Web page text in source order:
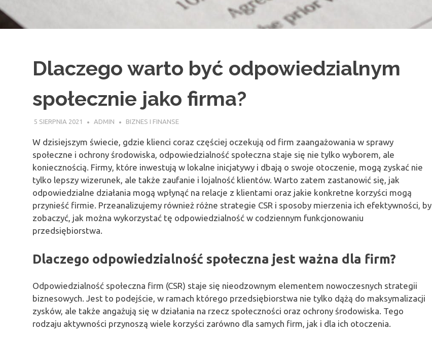
Dlaczego warto być odpowiedzialnym
społecznie jako firma?
5 SIERPNIA 2021 ADMIN BIZNES I FINANSE
W dzisiejszym świecie, gdzie klienci coraz częściej oczekują od firm zaangażowania w sprawy
społeczne i ochrony środowiska, odpowiedzialność społeczna staje się nie tylko wyborem, ale
koniecznością. Firmy, które inwestują w lokalne inicjatywy i dbają o swoje otoczenie, mogą zyskać nie
tylko lepszy wizerunek, ale także zaufanie i lojalność klientów. Warto zatem zastanowić się, jak
odpowiedzialne działania mogą wpłynąć na relacje z klientami oraz jakie konkretne korzyści mogą
przynieść firmie. Przeanalizujemy również różne strategie CSR i sposoby mierzenia ich efektywności, by
zobaczyć, jak można wykorzystać tę odpowiedzialność w codziennym funkcjonowaniu
przedsiębiorstwa.
Dlaczego odpowiedzialność społeczna jest ważna dla firm?
Odpowiedzialność społeczna firm (CSR) staje się nieodzownym elementem nowoczesnych strategii
biznesowych. Jest to podejście, w ramach którego przedsiębiorstwa nie tylko dążą do maksymalizacji
zysków, ale także angażują się w działania na rzecz społeczności oraz ochrony środowiska. Tego
rodzaju aktywności przynoszą wiele korzyści zarówno dla samych firm, jak i dla ich otoczenia.